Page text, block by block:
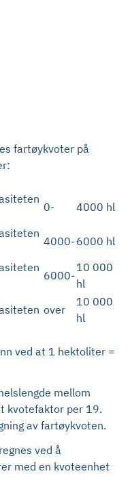
fartøykvoter på
0-
4000 hl
4000-6000 hl
6000-
10 000
hl
over
10 000
hl
ved at 1 hektoliter =
mellom
kvotefaktor per 19.
av fartøykvoten.
ved å
med en kvoteenhet